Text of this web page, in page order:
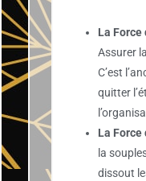
La Force
Assurer
C’est
quitter
La Force
la
dissout